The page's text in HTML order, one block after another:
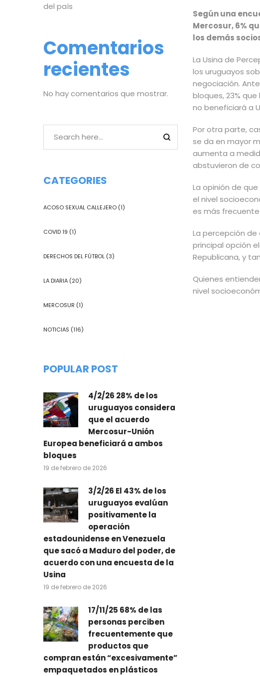
Según una
Mercosur, 6%
los demás
La Usina de
los uruguayos
negociación.
bloques, 23%
no beneficiará a
Por otra parte,
se da en mayor
aumenta a
abstuvieron de
La opinión de
el nivel
es más
La percepción de
principal opción
Republicana, y
Quienes
nivel
del país
Comentarios
recientes
No hay comentarios que mostrar.
CATEGORIES
ACOSO SEXUAL CALLEJERO (1)
COVID 19 (1)
DERECHOS DEL FÚTBOL (3)
LA DIARIA (20)
MERCOSUR (1)
NOTICIAS (116)
POPULAR POST
4/2/26 28% de los
uruguayos considera
que el acuerdo
Mercosur-Unión
Europea beneficiará a ambos
bloques
19 de febrero de 2026
3/2/26 El 43% de los
uruguayos evalúan
positivamente la
operación
estadounidense en Venezuela
que sacó a Maduro del poder, de
acuerdo con una encuesta de la
Usina
19 de febrero de 2026
17/11/25 68% de las
personas perciben
frecuentemente que
productos que
compran están “excesivamente”
empaquetados en plásticos